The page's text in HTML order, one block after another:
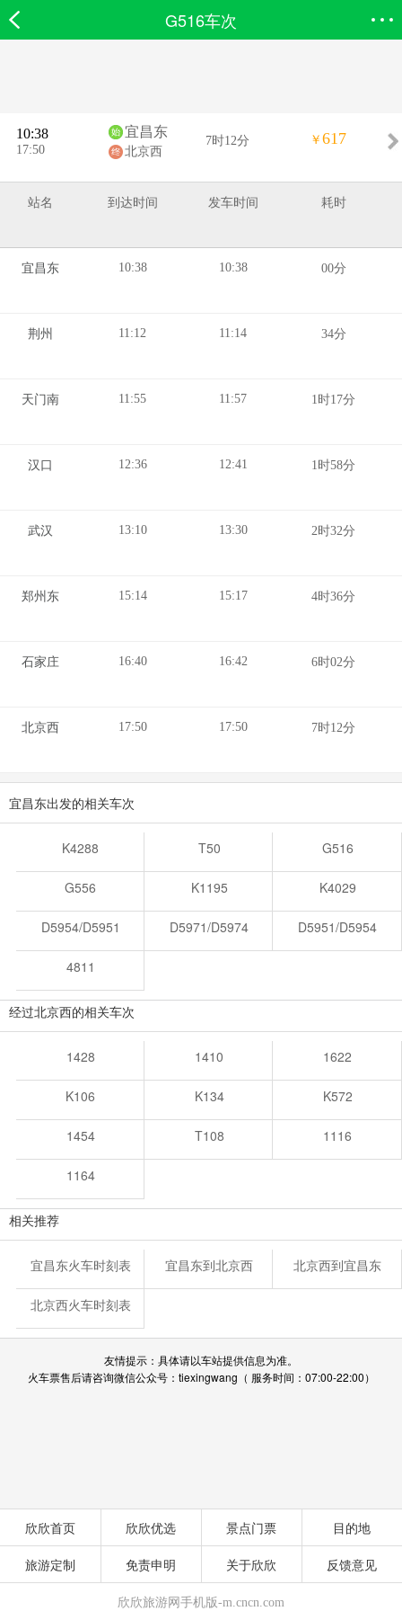
G516车次
10:38
17:50
宜昌东
北京西
7时12分 ￥ 617
站名 到达时间 发车时间 耗时
宜昌东 10:38 10:38 00分
荆州 11:12 11:14 34分
天门南 11:55 11:57 1时17分
汉口 12:36 12:41 1时58分
武汉 13:10 13:30 2时32分
郑州东 15:14 15:17 4时36分
石家庄 16:40 16:42 6时02分
北京西 17:50 17:50 7时12分
宜昌东出发的相关车次
K4288 T50 G516
G556 K1195 K4029
D5954/D5951 D5971/D5974 D5951/D5954
4811
经过北京西的相关车次
1428 1410 1622
K106 K134 K572
1454 T108 1116
1164
相关推荐
宜昌东火车时刻表 宜昌东到北京西 北京西到宜昌东
北京西火车时刻表
友情提示：具体请以车站提供信息为准。
火车票售后请咨询微信公众号：tiexingwang（ 服务时间：07:00-22:00）
欣欣首页 欣欣优选 景点门票 目的地
旅游定制 免责申明 关于欣欣 反馈意见
欣欣旅游网手机版-m.cncn.com